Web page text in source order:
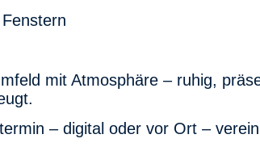
mit Atmosphäre – ruhig,
– digital oder vor Ort –